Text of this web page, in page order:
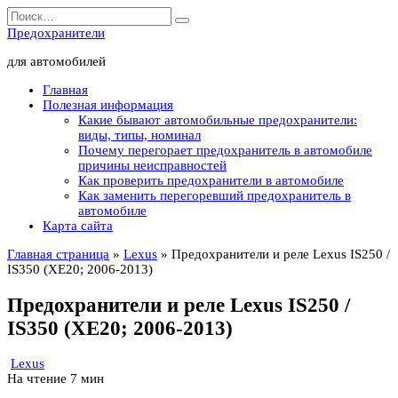
Перейти
к
содержанию
Search
for:
Предохранители
для автомобилей
Главная
Полезная информация
Какие бывают автомобильные предохранители:
виды, типы, номинал
Почему перегорает предохранитель в автомобиле
причины неисправностей
Как проверить предохранители в автомобиле
Как заменить перегоревший предохранитель в
автомобиле
Карта сайта
Главная страница » Lexus » Предохранители и реле Lexus IS250 /
IS350 (XE20; 2006-2013)
Предохранители и реле Lexus IS250 /
IS350 (XE20; 2006-2013)
Lexus
На чтение 7 мин